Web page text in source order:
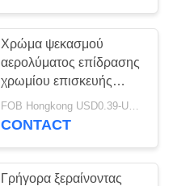
Χρώμα ψεκασμού
αερολύματος επίδρασης
χρωμίου επισκευής
ανοξείδωτου
FOB Hongkong USD0.39-USD0.59 per piece MOQ:12000pcs/500ctns
CONTACT
Γρήγορα ξεραίνοντας